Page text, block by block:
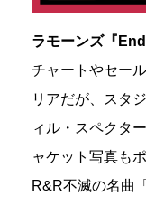
ラモーンズ『
チャートやセー
リアだが、スタ
ィル・スペクタ
ャケット写真も
R&R不滅の名曲